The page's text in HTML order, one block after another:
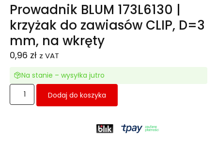
Prowadnik BLUM 173L6130 |
krzyżak do zawiasów CLIP, D=3
mm, na wkręty
0,96 zł z VAT
Na stanie – wysyłka jutro
Dodaj do koszyka